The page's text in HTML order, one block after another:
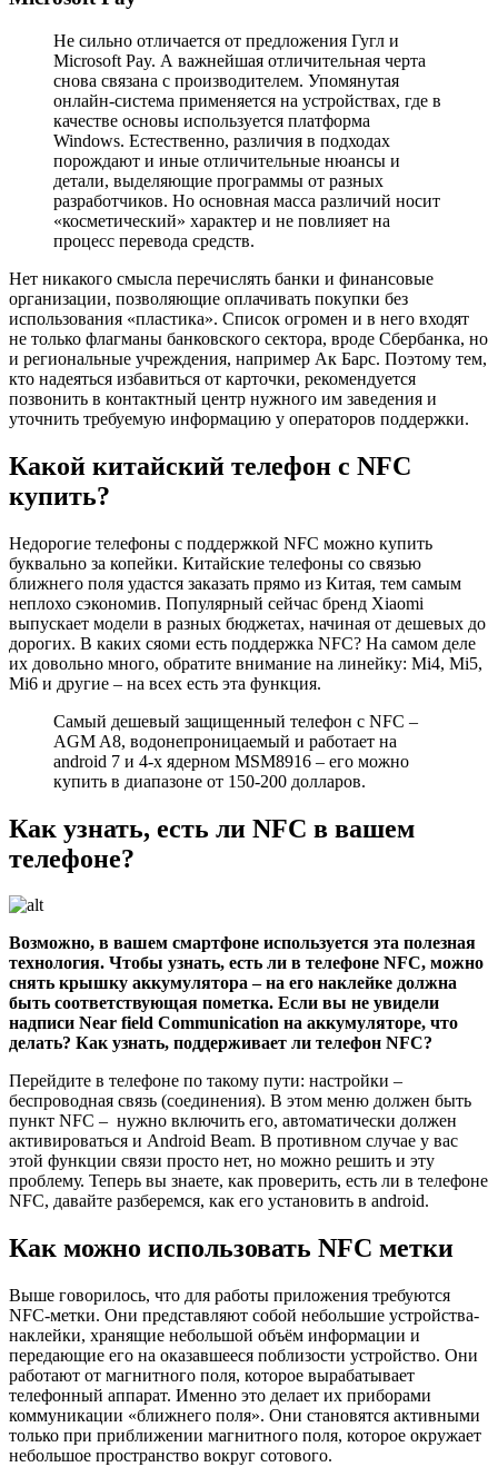
Не сильно отличается от предложения Гугл и
Microsoft Pay. А важнейшая отличительная черта
снова связана с производителем. Упомянутая
онлайн-система применяется на устройствах, где в
качестве основы используется платформа
Windows. Естественно, различия в подходах
порождают и иные отличительные нюансы и
детали, выделяющие программы от разных
разработчиков. Но основная масса различий носит
«косметический» характер и не повлияет на
процесс перевода средств.
Нет никакого смысла перечислять банки и финансовые
организации, позволяющие оплачивать покупки без
использования «пластика». Список огромен и в него входят
не только флагманы банковского сектора, вроде Сбербанка, но
и региональные учреждения, например Ак Барс. Поэтому тем,
кто надеяться избавиться от карточки, рекомендуется
позвонить в контактный центр нужного им заведения и
уточнить требуемую информацию у операторов поддержки.
Какой китайский телефон с NFC
купить?
Недорогие телефоны с поддержкой NFC можно купить
буквально за копейки. Китайские телефоны со связью
ближнего поля удастся заказать прямо из Китая, тем самым
неплохо сэкономив. Популярный сейчас бренд Xiaomi
выпускает модели в разных бюджетах, начиная от дешевых до
дорогих. В каких сяоми есть поддержка NFC? На самом деле
их довольно много, обратите внимание на линейку: Mi4, Mi5,
Mi6 и другие – на всех есть эта функция.
Самый дешевый защищенный телефон с NFC –
AGM A8, водонепроницаемый и работает на
android 7 и 4-х ядерном MSM8916 – его можно
купить в диапазоне от 150-200 долларов.
Как узнать, есть ли NFC в вашем
телефоне?
Возможно, в вашем смартфоне используется эта полезная
технология. Чтобы узнать, есть ли в телефоне NFC, можно
снять крышку аккумулятора – на его наклейке должна
быть соответствующая пометка. Если вы не увидели
надписи Near field Communication на аккумуляторе, что
делать? Как узнать, поддерживает ли телефон NFC?
Перейдите в телефоне по такому пути: настройки –
беспроводная связь (соединения). В этом меню должен быть
пункт NFC – нужно включить его, автоматически должен
активироваться и Android Beam. В противном случае у вас
этой функции связи просто нет, но можно решить и эту
проблему. Теперь вы знаете, как проверить, есть ли в телефоне
NFC, давайте разберемся, как его установить в android.
Как можно использовать NFC метки
Выше говорилось, что для работы приложения требуются
NFC-метки. Они представляют собой небольшие устройства-
наклейки, хранящие небольшой объём информации и
передающие его на оказавшееся поблизости устройство. Они
работают от магнитного поля, которое вырабатывает
телефонный аппарат. Именно это делает их приборами
коммуникации «ближнего поля». Они становятся активными
только при приближении магнитного поля, которое окружает
небольшое пространство вокруг сотового.